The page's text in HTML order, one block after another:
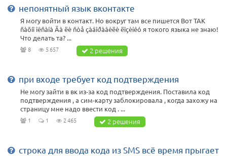
непонятный язык вконтакте
Я могу войти в контакт. Но вокруг там все пишется Вот ТАК
ñàõíî îêñàíà Äà ëè ñòå çàáîðàâèëè ëîçèíêó я токого языка не знаю!
Что делать та? ...
8 5 657 2 решения
при входе требует код подтверждения
Не могу зайти в вк из-за код подтверждения. Поставила код
подтверждения , а сим-карту заблокировала , когда захожу на
страницу мне надо ввести код . ...
1 1 2 465 2 решения
строка для ввода кода из SMS всё время прыгает